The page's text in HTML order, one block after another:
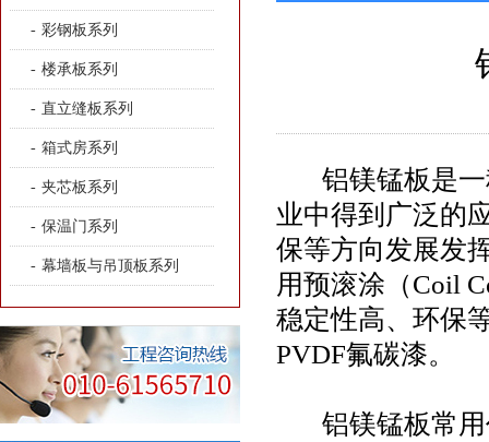
- 彩钢板系列
- 楼承板系列
- 直立缝板系列
- 箱式房系列
- 夹芯板系列
- 保温门系列
- 幕墙板与吊顶板系列
铝镁锰板是一
业中得到广泛的
保等方向发展发
用预滚涂（Coil
稳定性高、环保
PVDF氟碳漆。
铝镁锰板常